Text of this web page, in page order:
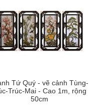
Tứ Quý - vẽ cảnh Tùng-
Trúc-Mai - Cao 1m, rộng
50cm